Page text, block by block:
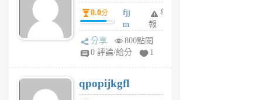
個
月
前
0.0分
fjj
m
w
rs
6
個
舉
報
分享
800點閱
0 評論/給分
1
qpopijkgfl